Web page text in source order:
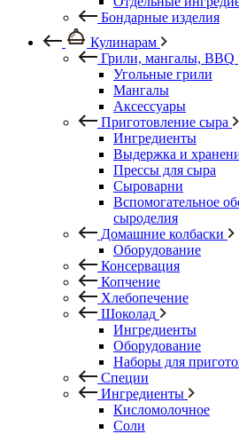
Бондарные изделия
Кулинарам
Грили, мангалы, BBQ
Угольные грили
Мангалы
Аксессуары
Приготовление сыра
Ингредиенты
Выдержка и
Прессы для сыра
Сыроварни
Вспомогательное
сыроделия
Домашние колбаски
Оборудование
Консервация
Копчение
Хлебопечение
Шоколад
Ингредиенты
Оборудование
Наборы для
Специи
Ингредиенты
Кисломолочное
Соли